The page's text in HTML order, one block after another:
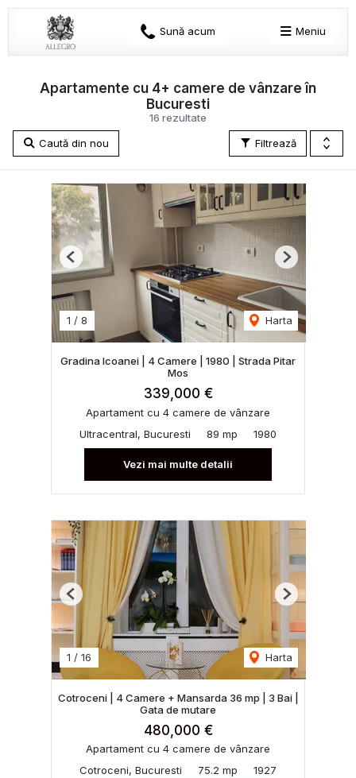
Sună acum Meniu
16 rezultate
Apartamente cu 4+ camere de vânzare în
Bucuresti
Filtrează
Caută din nou
1 / 8 Harta
Previous Next
Gradina Icoanei | 4 Camere | 1980 | Strada Pitar
Mos
339,000 €
Apartament cu 4 camere de vânzare
Ultracentral, Bucuresti
89 mp 1980
Vezi mai multe detalii
1 / 16 Harta
Previous Next
Cotroceni | 4 Camere + Mansarda 36 mp | 3 Bai |
Gata de mutare
480,000 €
Apartament cu 4 camere de vânzare
Cotroceni, Bucuresti
75.2 mp 1927